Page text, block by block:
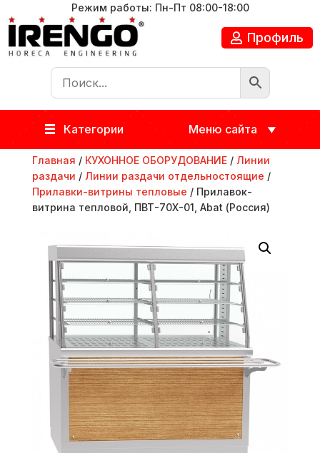
Режим работы: Пн-Пт 08:00-18:00
Профиль
Категории Меню сайта
Главная / КУХОННОЕ ОБОРУДОВАНИЕ/ Линии
раздачи / Линии раздачи отдельностоящие /
Прилавки-витрины тепловые / Прилавок-
витрина тепловой, ПВТ-70Х-01, Abat (Россия)